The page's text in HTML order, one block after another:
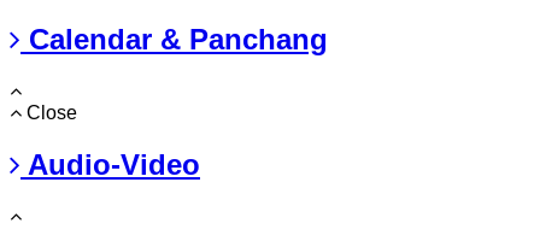
Calendar & Panchang
Close
Audio-Video